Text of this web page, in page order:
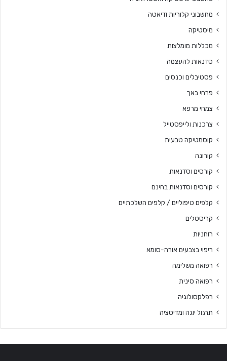
מחשבוני קלוריות ודיאטה
מיסטיקה
מכללות מומלצות
סדנאות להעצמה
פסטיבלים וכנסים
פרחי באך
צמחי מרפא
צרכנות ולייפסטייל
קוסמטיקה טבעית
קורונה
קורסים וסדנאות
קורסים וסדנאות בחינם
קלפים טיפוליים / קלפים השלכתיים
קריסטלים
רוחניות
ריפוי בצבעים אורה-סומא
רפואה משלימה
רפואה סינית
רפלקסולוגיה
תרגול יוגה ומדיטציה